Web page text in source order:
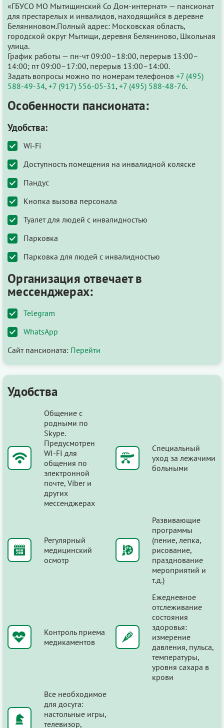
«ГБУСО МО Мытищинский Со Дом-интернат» — пансионат
для престарелых и инвалидов, находящийся в деревне
Беляниновом.Полный адрес: Московская область,
городской округ Мытищи, деревня Беляниново, Школьная
улица.
График работы — пн-чт 09:00–18:00, перерыв 13:00–
14:00; пт 09:00–17:00, перерыв 13:00–14:00.
Задать вопросы можно по номерам телефонов +7 (495)
588-49-34, +7 (917) 556-05-31 , +7 (495) 588-48-76.
Особенности пансионата:
Удобства:
Wi-Fi
Доступность помещения на инвалидной коляске
Пандус
Кнопка вызова персонала
Туалет для людей с инвалидностью
Парковка
Парковка для людей с инвалидностью
Организация отвечает в
мессенджерах:
Telegram
WhatsApp
Сайт пансионата: Перейти
Удобства
Общение с
родными по
Skype.
Предусмотрен
WI-FI для
общения по
электронной
почте, Viber и
других
мессенджерах
Специальный
уход за лежачими
больными
Регулярный
медицинский
осмотр
Развивающие
программы
(пение, лепка,
рисование,
празднование
мероприятий и
т.д.)
Контроль приема
медикаментов
Ежедневное
отслеживание
состояния
здоровья:
измерение
давления, пульса,
температуры,
уровня сахара в
крови
Все необходимое
для досуга:
настольные игры,
телевизор,